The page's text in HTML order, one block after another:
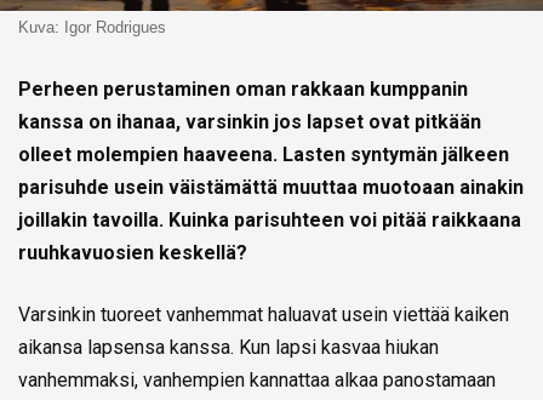
Kuva: Igor Rodrigues
Perheen perustaminen oman rakkaan kumppanin
kanssa on ihanaa, varsinkin jos lapset ovat pitkään
olleet molempien haaveena. Lasten syntymän jälkeen
parisuhde usein väistämättä muuttaa muotoaan ainakin
joillakin tavoilla. Kuinka parisuhteen voi pitää raikkaana
ruuhkavuosien keskellä?
Varsinkin tuoreet vanhemmat haluavat usein viettää kaiken
aikansa lapsensa kanssa. Kun lapsi kasvaa hiukan
vanhemmaksi, vanhempien kannattaa alkaa panostamaan